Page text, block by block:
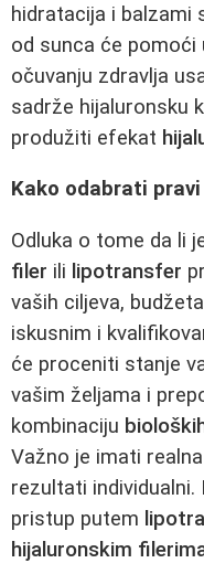
hidratacija i
od sunca će
očuvanju zdravlja
sadrže hijaluronsku
produžiti efekat
Kako odabrati
Odluka o tome da li
filer ili lipotransfer
vaših ciljeva,
iskusnim i
će proceniti stanje
vašim željama i
kombinaciju
Važno je imati
rezultati
pristup putem
hijaluronskim